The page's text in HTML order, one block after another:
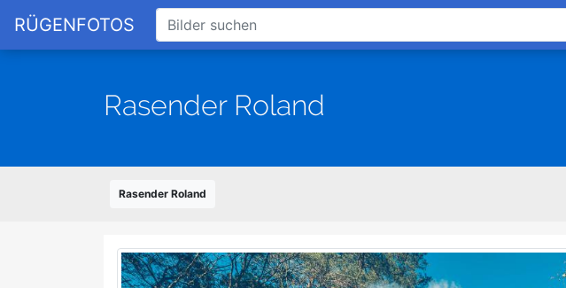
RÜGENFOTOS
Rasender Roland
Rasender Roland